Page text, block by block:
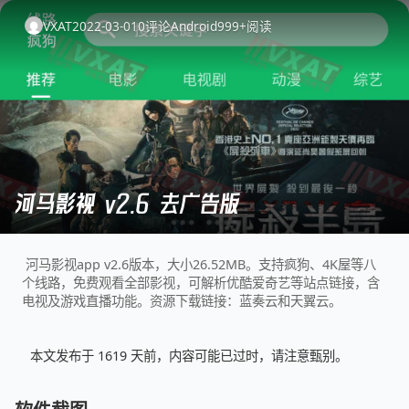
VXAT2022-03-010评论Android999+阅读
河马影视 v2.6 去广告版
河马影视app v2.6版本，大小26.52MB。支持疯狗、4K屋等八
个线路，免费观看全部影视，可解析优酷爱奇艺等站点链接，含
电视及游戏直播功能。资源下载链接：蓝奏云和天翼云。
本文发布于 1619 天前，内容可能已过时，请注意甄别。